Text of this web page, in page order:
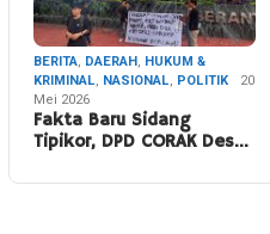
BERITA, DAERAH, HUKUM &
KRIMINAL, NASIONAL, POLITIK
20
Mei 2026
Fakta Baru Sidang
Tipikor, DPD CORAK Des…